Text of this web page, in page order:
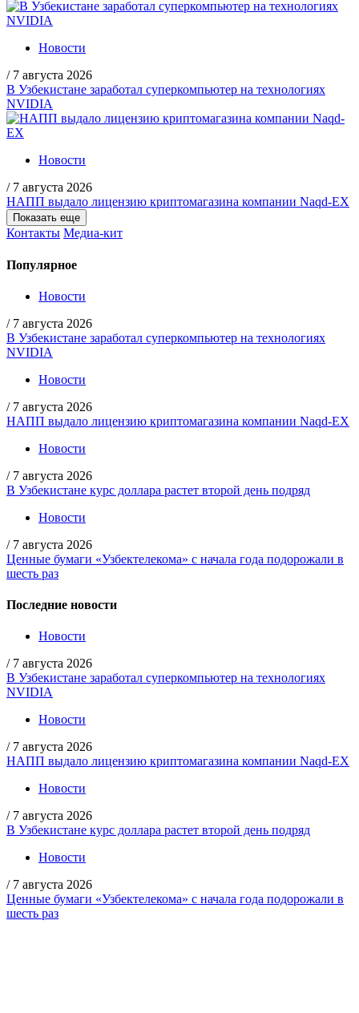
Новости
/ 7 августа 2026
В Узбекистане заработал суперкомпьютер на технологиях
NVIDIA
Новости
/ 7 августа 2026
НАПП выдало лицензию криптомагазина компании Naqd-EX
Показать еще
Контакты Медиа-кит
Популярное
Новости
/ 7 августа 2026
В Узбекистане заработал суперкомпьютер на технологиях
NVIDIA
Новости
/ 7 августа 2026
НАПП выдало лицензию криптомагазина компании Naqd-EX
Новости
/ 7 августа 2026
В Узбекистане курс доллара растет второй день подряд
Новости
/ 7 августа 2026
Ценные бумаги «Узбектелекома» с начала года подорожали в
шесть раз
Последние новости
Новости
/ 7 августа 2026
В Узбекистане заработал суперкомпьютер на технологиях
NVIDIA
Новости
/ 7 августа 2026
НАПП выдало лицензию криптомагазина компании Naqd-EX
Новости
/ 7 августа 2026
В Узбекистане курс доллара растет второй день подряд
Новости
/ 7 августа 2026
Ценные бумаги «Узбектелекома» с начала года подорожали в
шесть раз